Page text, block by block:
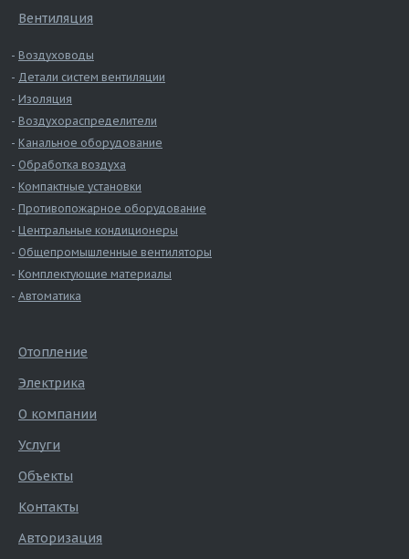
Вентиляция
Воздуховоды
Детали систем вентиляции
Изоляция
Воздухораспределители
Канальное оборудование
Обработка воздуха
Компактные установки
Противопожарное оборудование
Центральные кондиционеры
Общепромышленные вентиляторы
Комплектующие материалы
Автоматика
Отопление
Электрика
О компании
Услуги
Объекты
Контакты
Авторизация